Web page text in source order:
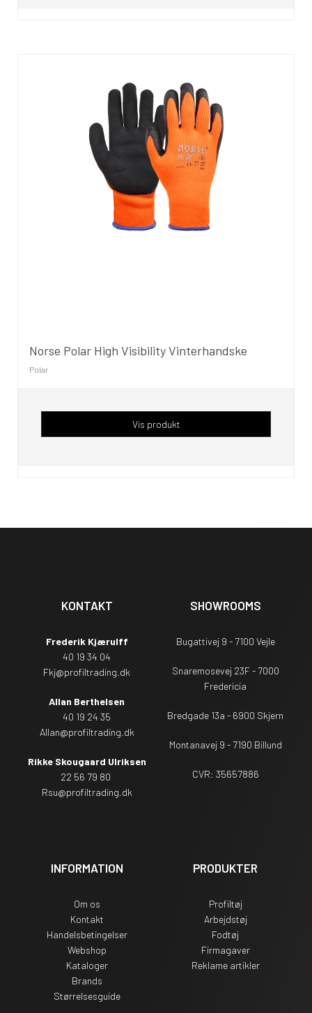
Norse Polar High Visibility Vinterhandske
Polar
Vis produkt
KONTAKT
Frederik Kjærulff
40 19 34 04
Fkj@profiltrading.dk
Allan Berthelsen
40 19 24 35
Allan@profiltrading.dk
Rikke Skougaard Ulriksen
22 56 79 80
Rsu@profiltrading.dk
SHOWROOMS
Bugattivej 9 - 7100 Vejle
Snaremosevej 23F - 7000
Fredericia
Bredgade 13a - 6900 Skjern
Montanavej 9 - 7190 Billund
CVR: 35657886
INFORMATION
Om os
Kontakt
Handelsbetingelser
Webshop
Kataloger
Brands
Størrelsesguide
PRODUKTER
Profiltøj
Arbejdstøj
Fodtøj
Firmagaver
Reklame artikler